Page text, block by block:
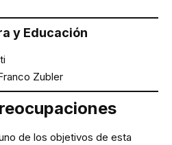
y Educación
Zubler
de los objetivos de esta